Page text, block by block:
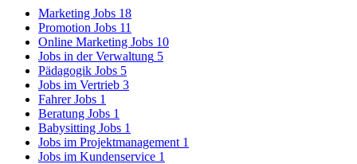
Marketing Jobs 18
Promotion Jobs 11
Online Marketing Jobs 10
Jobs in der Verwaltung 5
Pädagogik Jobs 5
Jobs im Vertrieb 3
Fahrer Jobs 1
Beratung Jobs 1
Babysitting Jobs 1
Jobs im Projektmanagement 1
Jobs im Kundenservice 1